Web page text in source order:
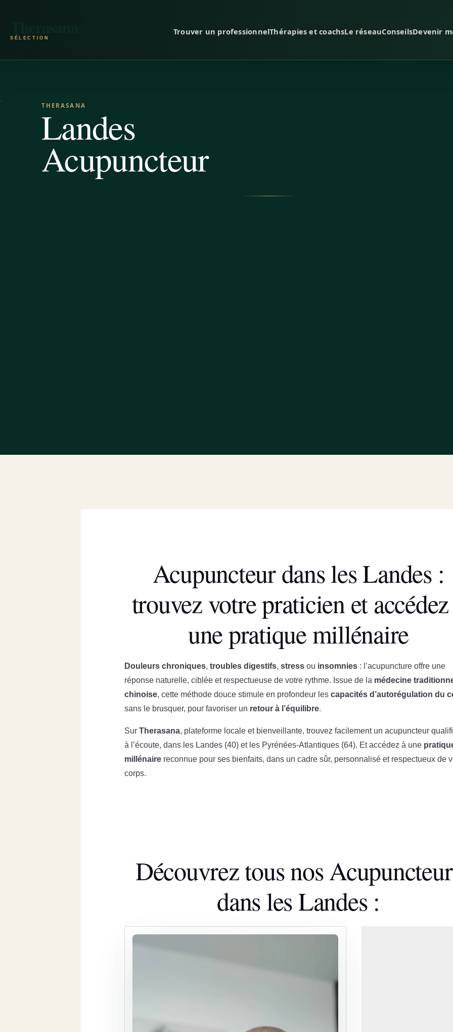
Trouver un professionnelThérapies et coachsLe réseauConseilsDevenir
THERASANA
Landes
Acupuncteur
Acupuncteur dans les Landes :
trouvez votre praticien et
une pratique millénaire
Douleurs chroniques, troubles digestifs, stress ou insomnies : l’acupuncture offre une
réponse naturelle, ciblée et respectueuse de votre rythme. Issue de la médecine
chinoise, cette méthode douce stimule en profondeur les capacités d’autorégulation du
sans le brusquer, pour favoriser un retour à l’équilibre.
Sur Therasana, plateforme locale et bienveillante, trouvez facilement un acupuncteur
à l’écoute, dans les Landes (40) et les Pyrénées-Atlantiques (64). Et accédez à une
millénaire reconnue pour ses bienfaits, dans un cadre sûr, personnalisé et respectueux de
corps.
Découvrez tous nos
dans les Landes :